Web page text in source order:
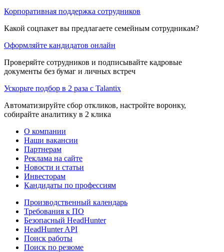
Корпоративная поддержка сотрудников
Какой соцпакет вы предлагаете семейным сотрудникам?
Оформляйте кандидатов онлайн
Проверяйте сотрудников и подписывайте кадровые
документы без бумаг и личных встреч
Ускорьте подбор в 2 раза с Talantix
Автоматизируйте сбор откликов, настройте воронку,
собирайте аналитику в 2 клика
О компании
Наши вакансии
Партнерам
Реклама на сайте
Новости и статьи
Инвесторам
Кандидаты по профессиям
Производственный календарь
Требования к ПО
Безопасный HeadHunter
HeadHunter API
Поиск работы
Поиск по резюме